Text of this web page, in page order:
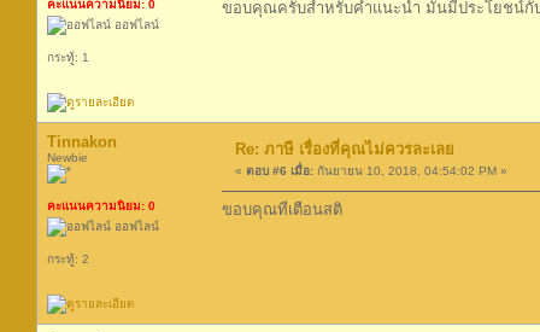
คะแนนความนิยม: 0
ออฟไลน์
กระทู้: 1
ขอบคุณครับสำหรับคำแนะนำ มันมีประโยชน์กั
Tinnakon
Newbie
คะแนนความนิยม: 0
ออฟไลน์
กระทู้: 2
Re: ภาษี เรื่องที่คุณไม่ควรละเลย
« ตอบ #6 เมื่อ: กันยายน 10, 2018, 04:54:02 PM »
ขอบคุณที่เตือนสติ